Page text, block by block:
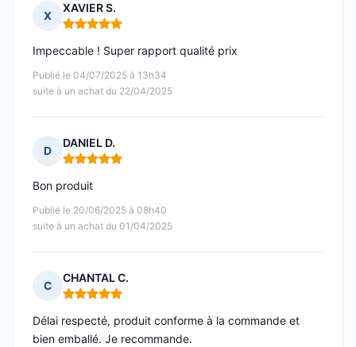
X
XAVIER S.
Note : 5 sur 5
Publié le 04/07/2025 à 13h34
suite à un achat du 22/04/2025
Impeccable ! Super rapport qualité prix
D
DANIEL D.
Note : 5 sur 5
Publié le 20/06/2025 à 08h40
suite à un achat du 01/04/2025
Bon produit
C
CHANTAL C.
Note : 5 sur 5
Délai respecté, produit conforme à la commande et
bien emballé. Je recommande.